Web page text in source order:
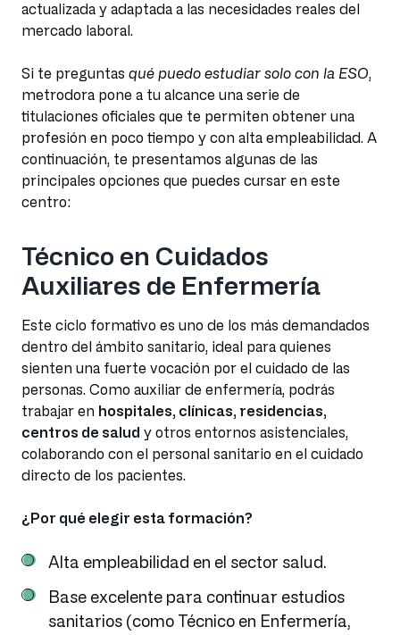
actualizada y adaptada a las necesidades reales del
mercado laboral.
Si te preguntas qué puedo estudiar solo con la ESO,
metrodora pone a tu alcance una serie de
titulaciones oficiales que te permiten obtener una
profesión en poco tiempo y con alta empleabilidad. A
continuación, te presentamos algunas de las
principales opciones que puedes cursar en este
centro:
Técnico en Cuidados
Auxiliares de Enfermería
Este ciclo formativo es uno de los más demandados
dentro del ámbito sanitario, ideal para quienes
sienten una fuerte vocación por el cuidado de las
personas. Como auxiliar de enfermería, podrás
trabajar en hospitales, clínicas, residencias,
centros de salud y otros entornos asistenciales,
colaborando con el personal sanitario en el cuidado
directo de los pacientes.
¿Por qué elegir esta formación?
Alta empleabilidad en el sector salud.
Base excelente para continuar estudios
sanitarios (como Técnico en Enfermería,